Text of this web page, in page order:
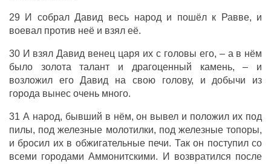
29 И собрал Давид весь народ и пошёл к Равве, и
воевал против неё и взял её.
30 И взял Давид венец царя их с головы его, – а в нём
было золота талант и драгоценный камень, – и
возложил его Давид на свою голову, и добычи из
города вынес очень много.
31 А народ, бывший в нём, он вывел и положил их под
пилы, под железные молотилки, под железные топоры,
и бросил их в обжигательные печи. Так он поступил со
всеми городами Аммонитскими. И возвратился после